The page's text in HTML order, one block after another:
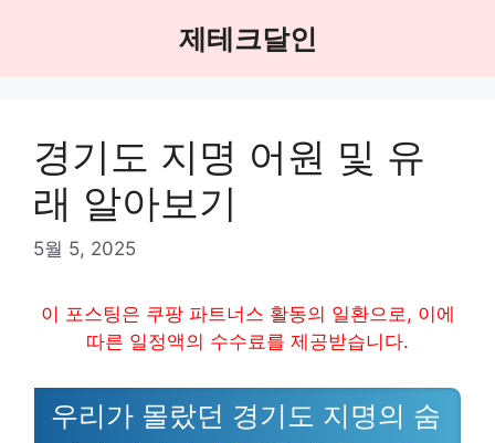
제테크달인
경기도 지명 어원 및 유
래 알아보기
5월 5, 2025
이 포스팅은 쿠팡 파트너스 활동의 일환으로, 이에
따른 일정액의 수수료를 제공받습니다.
우리가 몰랐던 경기도 지명의 숨